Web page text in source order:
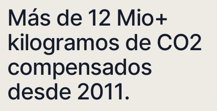
Más de 12 Mio+
kilogramos de CO2
compensados
desde 2011.